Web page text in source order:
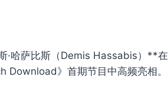
·哈萨比斯（Demis Hassabis）**在
Download》首期节目中高频亮相。